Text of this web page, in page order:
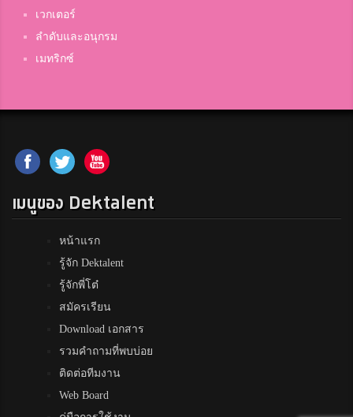
เวกเตอร์
ลำดับและอนุกรม
เมทริกซ์
เมนูของ Dektalent
หน้าแรก
รู้จัก Dektalent
รู้จักพี่โต๋
สมัครเรียน
Download เอกสาร
รวมคำถามที่พบบ่อย
ติดต่อทีมงาน
Web Board